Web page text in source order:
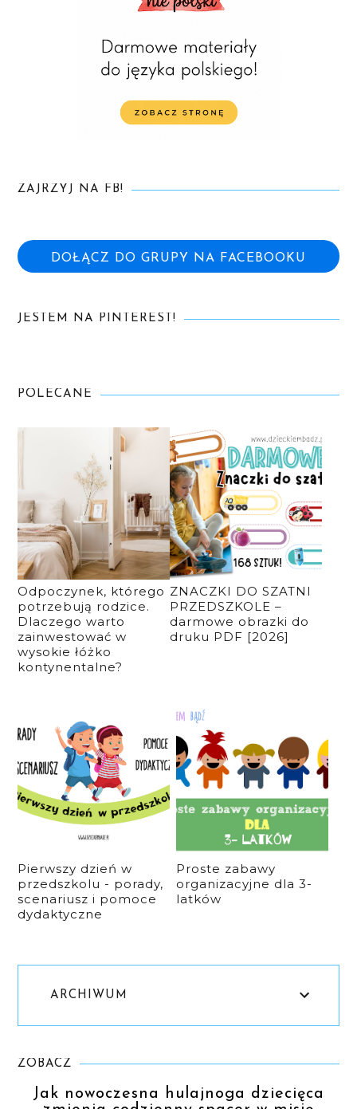
ZAJRZYJ NA FB!
DOŁĄCZ DO GRUPY NA FACEBOOKU
JESTEM NA PINTEREST!
POLECANE
Odpoczynek, którego
potrzebują rodzice.
Dlaczego warto
zainwestować w
wysokie łóżko
kontynentalne?
ZNACZKI DO SZATNI
PRZEDSZKOLE –
darmowe obrazki do
druku PDF [2026]
Pierwszy dzień w
przedszkolu - porady,
scenariusz i pomoce
dydaktyczne
Proste zabawy
organizacyjne dla 3-
latków
ARCHIWUM
ZOBACZ
Jak nowoczesna hulajnoga dziecięca